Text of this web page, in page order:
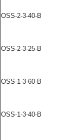
OSS-2-3-40-B
OSS-2-3-25-B
OSS-1-3-60-B
OSS-1-3-40-B